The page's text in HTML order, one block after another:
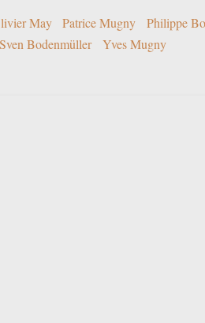
May Patrice Mugny Philippe
Sven Bodenmüller Yves Mugny